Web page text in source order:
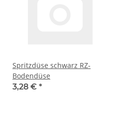
Spritzdüse schwarz RZ-
Bodendüse
3,28 € *